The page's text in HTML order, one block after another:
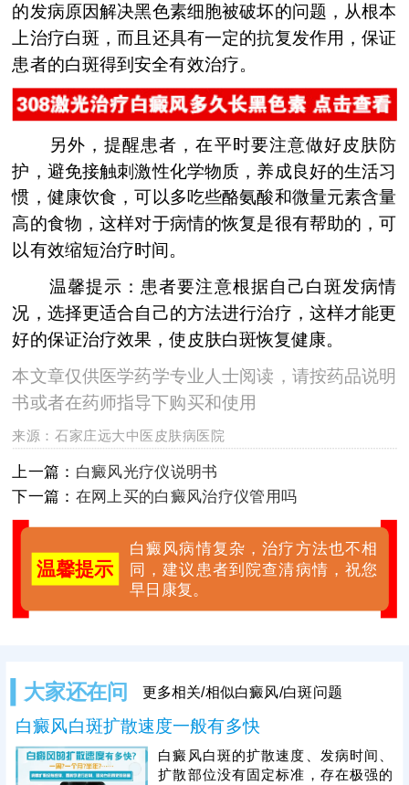
的发病原因解决黑色素细胞被破坏的问题，从根本
上治疗白斑，而且还具有一定的抗复发作用，保证
患者的白斑得到安全有效治疗。
另外，提醒患者，在平时要注意做好皮肤防
护，避免接触刺激性化学物质，养成良好的生活习
惯，健康饮食，可以多吃些酪氨酸和微量元素含量
高的食物，这样对于病情的恢复是很有帮助的，可
以有效缩短治疗时间。
温馨提示：患者要注意根据自己白斑发病情
况，选择更适合自己的方法进行治疗，这样才能更
好的保证治疗效果，使皮肤白斑恢复健康。
本文章仅供医学药学专业人士阅读，请按药品说明
书或者在药师指导下购买和使用
来源：石家庄远大中医皮肤病医院
上一篇： 白癜风光疗仪说明书
下一篇： 在网上买的白癜风治疗仪管用吗
温馨提示
白癜风病情复杂，治疗方法也不相
同，建议患者到院查清病情，祝您
早日康复。
大家还在问 更多相关/相似白癜风/白斑问题
白癜风白斑扩散速度一般有多快
白癜风白斑的扩散速度、发病时间、
扩散部位没有固定标准，存在极强的